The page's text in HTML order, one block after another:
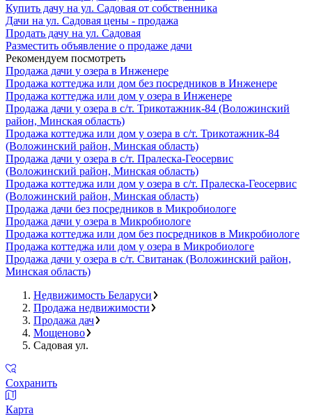
Купить дачу на ул. Садовая от собственника
Дачи на ул. Садовая цены - продажа
Продать дачу на ул. Садовая
Разместить объявление о продаже дачи
Рекомендуем посмотреть
Продажа дачи у озера в Инженере
Продажа коттеджа или дом без посредников в Инженере
Продажа коттеджа или дом у озера в Инженере
Продажа дачи у озера в с/т. Трикотажник-84 (Воложинский
район, Минская область)
Продажа коттеджа или дом у озера в с/т. Трикотажник-84
(Воложинский район, Минская область)
Продажа дачи у озера в с/т. Пралеска-Геосервис
(Воложинский район, Минская область)
Продажа коттеджа или дом у озера в с/т. Пралеска-Геосервис
(Воложинский район, Минская область)
Продажа дачи без посредников в Микробиологе
Продажа дачи у озера в Микробиологе
Продажа коттеджа или дом без посредников в Микробиологе
Продажа коттеджа или дом у озера в Микробиологе
Продажа дачи у озера в с/т. Свитанак (Воложинский район,
Минская область)
Недвижимость Беларуси
Продажа недвижимости
Продажа дач
Мощеново
Садовая ул.
Сохранить
Карта